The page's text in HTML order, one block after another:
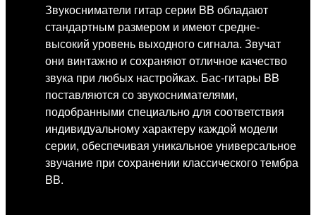
Звукосниматели гитар серии BB обладают
стандартным размером и имеют средне-
высокий уровень выходного сигнала. Звучат
они винтажно и сохраняют отличное качество
звука при любых настройках. Бас-гитары BB
поставляются со звукоснимателями,
подобранными специально для соответствия
индивидуальному характеру каждой модели
серии, обеспечивая уникальное универсальное
звучание при сохранении классического тембра
BB.